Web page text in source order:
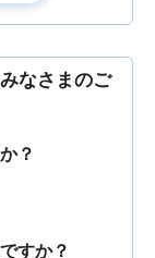
なさまのご
？
すか？